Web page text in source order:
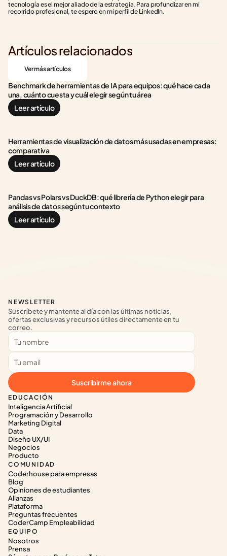
tecnología es el mejor aliado de la estrategia. Para profundizar en mi
recorrido profesional, te espero en mi perfil de LinkedIn.
Artículos relacionados
Ver más artículos
Benchmark de herramientas de IA para equipos: qué hace cada
una, cuánto cuesta y cuál elegir según tu área
Leer artículo
Herramientas de visualización de datos más usadas en empresas:
comparativa
Leer artículo
Pandas vs Polars vs DuckDB: qué librería de Python elegir para
análisis de datos según tu contexto
Leer artículo
EDUCACIÓN
Inteligencia Artificial
Programación y Desarrollo
Marketing Digital
Data
Diseño UX/UI
Negocios
Producto
COMUNIDAD
Coderhouse para empresas
Blog
Opiniones de estudiantes
Alianzas
Plataforma
Preguntas frecuentes
CoderCamp Empleabilidad
EQUIPO
Nosotros
Prensa
NEWSLETTER
Suscríbete y mantente al día con las últimas noticias,
ofertas exclusivas y recursos útiles directamente en tu
correo.
Suscribirme ahora